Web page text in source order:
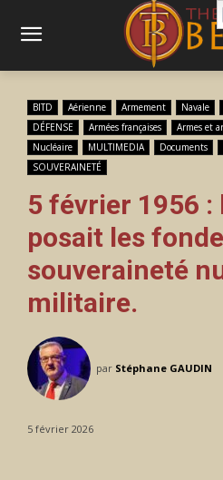
BITD Aérienne Armement Navale
DÉFENSE
Armées françaises Armes et
Nucléaire
MULTIMEDIA Documents
SOUVERAINETÉ
5 février 1956 :
posait les
souveraineté
militaire.
par Stéphane GAUDIN
5 février 2026